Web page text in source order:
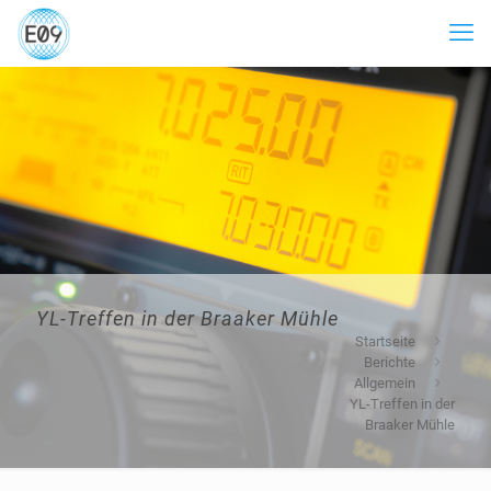
YL-Treffen in der Braaker Mühle
Startseite
Berichte
Allgemein
YL-Treffen in der
Braaker Mühle